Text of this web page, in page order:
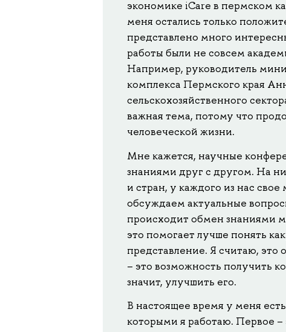
экономике iCare в пермском
меня остались только
представлено много
работы были не совсем
Например, руководитель
комплекса Пермского края
сельскохозяйственного
важная тема, потому что
человеческой жизни.
Мне кажется, научные
знаниями друг с другом. На
и стран, у каждого из нас
обсуждаем актуальные
происходит обмен
это помогает лучше понять
представление. Я считаю, это
– это возможность получить
значит, улучшить его.
В настоящее время у меня
которыми я работаю. Первое –